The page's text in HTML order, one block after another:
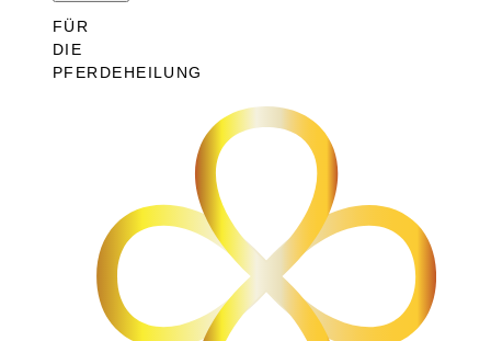
FÜR
DIE
PFERDEHEILUNG